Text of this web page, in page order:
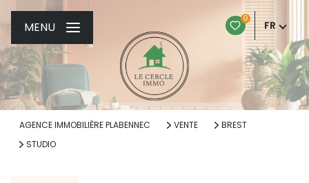
0
FR
MENU
AGENCE IMMOBILIÈRE PLABENNEC VENTE
BREST
STUDIO